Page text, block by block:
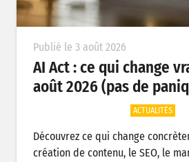
Publié le 3 août 2026
AI Act : ce qui change
août 2026 (pas de
ACTUALITÉS
Découvrez ce qui change
création de contenu, le SEO, le